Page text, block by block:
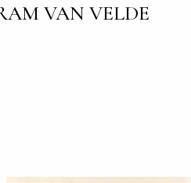
VAN VELDE